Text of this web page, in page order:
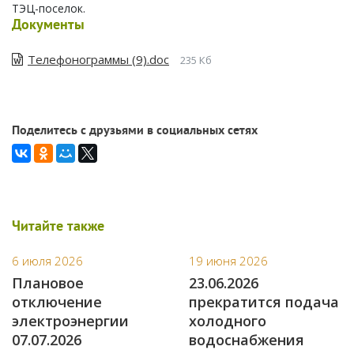
ТЭЦ-поселок.
Документы
Телефонограммы (9).doc 235 Кб
Поделитесь с друзьями в социальных сетях
Читайте также
6 июля 2026
Плановое
отключение
электроэнергии
07.07.2026
19 июня 2026
23.06.2026
прекратится подача
холодного
водоснабжения